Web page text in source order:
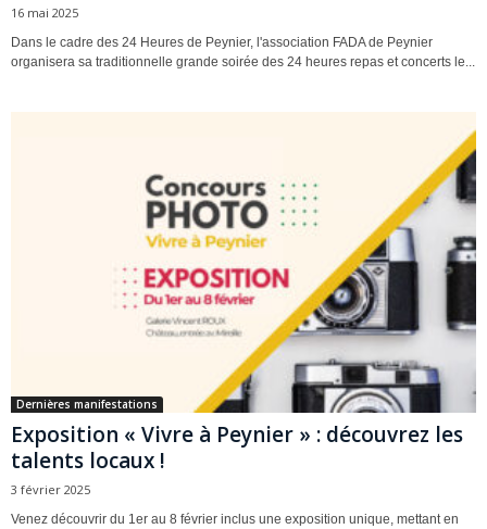
16 mai 2025
Dans le cadre des 24 Heures de Peynier, l'association FADA de Peynier
organisera sa traditionnelle grande soirée des 24 heures repas et concerts le...
Dernières manifestations
Exposition « Vivre à Peynier » : découvrez les
talents locaux !
3 février 2025
Venez découvrir du 1er au 8 février inclus une exposition unique, mettant en